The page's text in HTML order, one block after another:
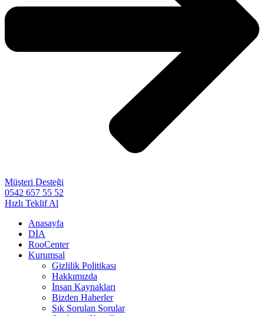
Müşteri Desteği
0542 657 55 52
Hızlı Teklif Al
Anasayfa
DİA
RooCenter
Kurumsal
Gizlilik Politikası
Hakkımızda
İnsan Kaynakları
Bizden Haberler
Sık Sorulan Sorular